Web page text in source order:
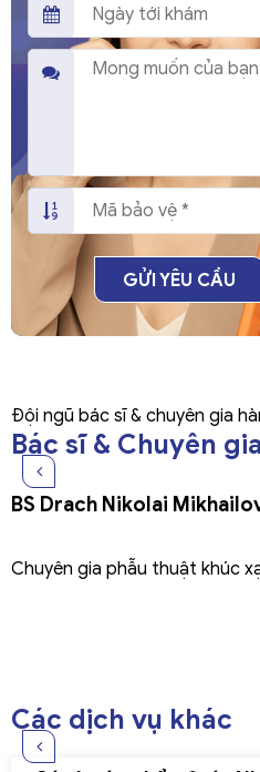
GỬI YÊU CẦU
Đội ngũ bác sĩ & chuyên gia
Bác sĩ & Chuyên
BS Drach Nikolai
Chuyên gia phẫu thuật khúc
Các dịch vụ khác